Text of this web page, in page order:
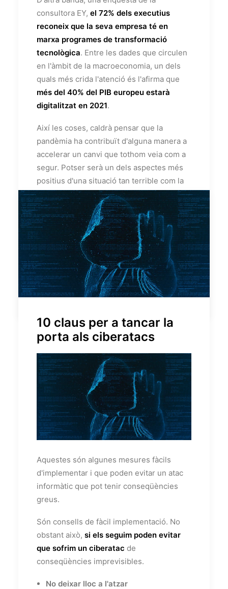
consultora EY, el 72% dels executius
reconeix que la seva empresa té en
marxa programes de transformació
tecnològica. Entre les dades que circulen
en l'àmbit de la macroeconomia, un dels
quals més crida l'atenció és l'afirma que
més del 40% del PIB europeu estarà
digitalitzat en 2021.
Així les coses, caldrà pensar que la
pandèmia ha contribuït d'alguna manera a
accelerar un canvi que tothom veia com a
segur. Potser serà un dels aspectes més
positius d'una situació tan terrible com la
que encara estem vivint. Convé, no
obstant això, que les pimes no es relaxin
quan la crisi sanitària i les mesures
limitants associades siguin cosa del
passat.La transformació digital no
esperarà per ningú.
by Gecose
10 claus per a tancar la
porta als ciberatacs
Aquestes són algunes mesures fàcils
d'implementar i que poden evitar un atac
informàtic que pot tenir conseqüències
greus.
Són consells de fàcil implementació. No
obstant això, si els seguim poden evitar
que sofrim un ciberatac de
conseqüències imprevisibles.
No deixar lloc a l'atzar